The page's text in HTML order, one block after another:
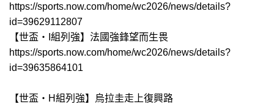
https://sports.now.com/home/wc2026/news/details?
id=39629112807
【世盃‧I組列強】法國強鋒望而生畏
https://sports.now.com/home/wc2026/news/details?
id=39635864101
【世盃‧H組列強】烏拉圭走上復興路